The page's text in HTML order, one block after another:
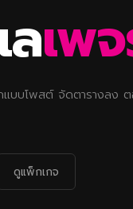
เพ
บบโพสต์ จัดตารางลง
ดูแพ็กเกจ